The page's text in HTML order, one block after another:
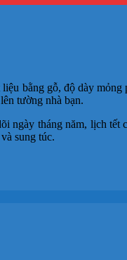
bằng gỗ, độ dày
tường nhà bạn.
ngày tháng năm, lịch
sung túc.